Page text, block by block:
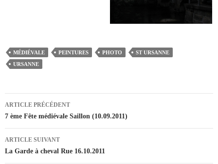
MÉDIÉVALE PEINTURES PHOTO
ST URSANNE
URSANNE
Navigation
des
articles
ARTICLE PRÉCÉDENT
7 ème Fête médiévale Saillon (10.09.2011)
ARTICLE SUIVANT
La Garde à cheval Rue 16.10.2011